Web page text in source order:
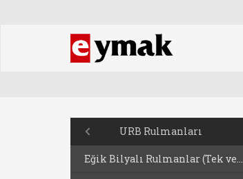
URB Rulmanları
Eğik Bilyalı Rulmanlar (Tek ve Çift Sıralı)